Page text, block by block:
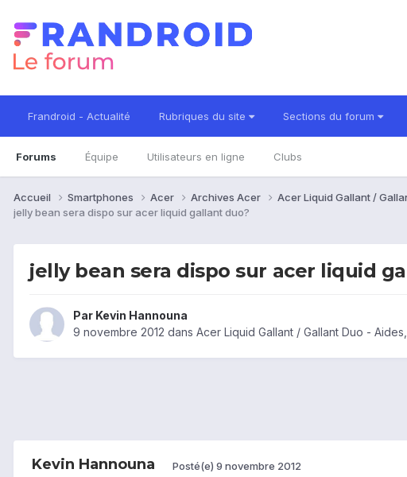
Frandroid - Actualité Rubriques du site Sections du forum
Forums Équipe Utilisateurs en ligne Clubs
Accueil Smartphones Acer Archives Acer Acer Liquid Gallant /
jelly bean sera dispo sur acer liquid gallant duo?
jelly bean sera dispo sur acer liquid
Par Kevin Hannouna
9 novembre 2012 dans Acer Liquid Gallant / Gallant Duo -
Kevin Hannouna Posté(e) 9 novembre 2012